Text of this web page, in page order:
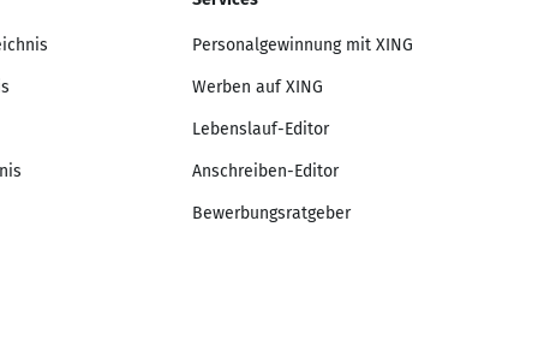
Personalgewinnung mit XING
Werben auf XING
Lebenslauf-Editor
Anschreiben-Editor
Bewerbungsratgeber